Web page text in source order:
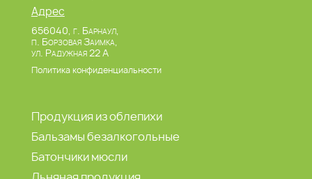
Адрес
656040, г. Барнаул,
п. Борзовая Заимка,
ул. Радужная 22 А
Политика конфиденциальности
Продукция из облепихи
Бальзамы безалкогольные
Батончики мюсли